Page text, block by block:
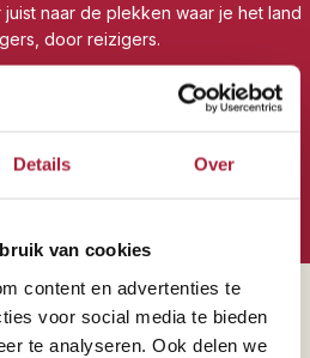
Details Over
van cookies
content en advertenties te
voor social media te bieden
te analyseren. Ook delen we
naar de plekken waar je het land
door reizigers.
dichterbij